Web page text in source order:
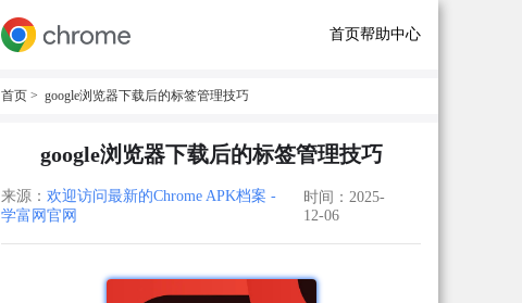
首页帮助中心
首页 > google浏览器下载后的标签管理技巧
google浏览器下载后的标签管理技巧
来源： 欢迎访问最新的Chrome APK档案 -
学富网官网
时间：2025-
12-06